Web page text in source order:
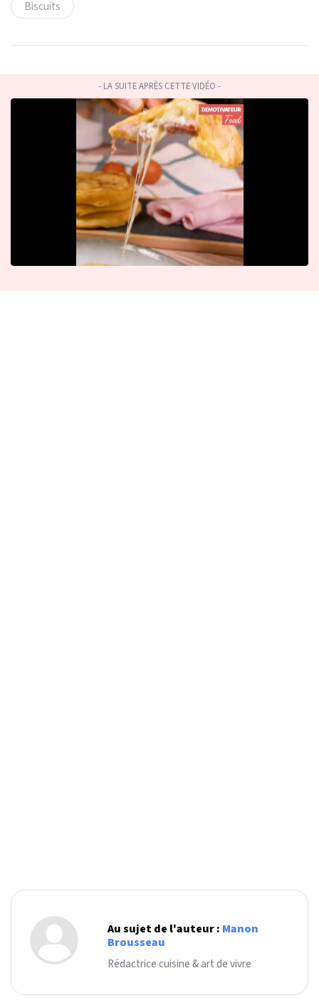
Biscuits
- LA SUITE APRÈS CETTE VIDÉO -
Au sujet de l'auteur : Manon
Brousseau
Rédactrice cuisine & art de vivre